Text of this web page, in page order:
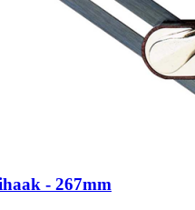
- 267mm